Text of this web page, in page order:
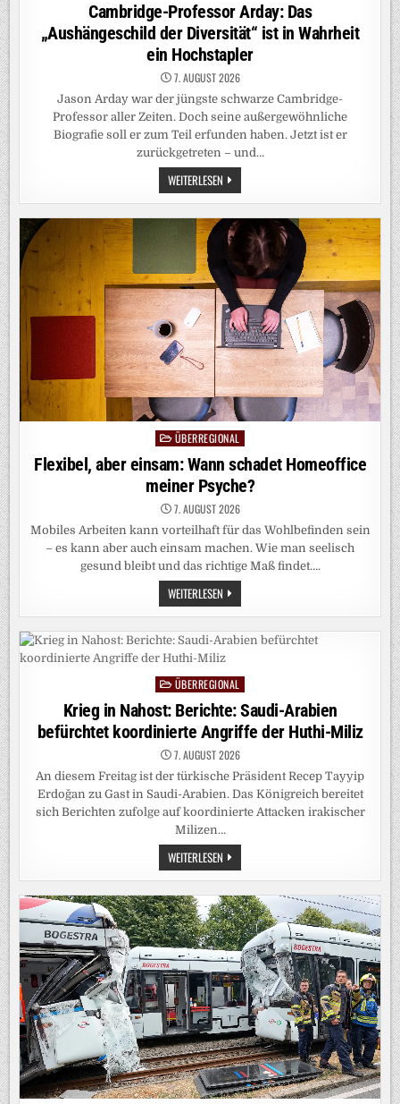
Cambridge-Professor Arday: Das
„Aushängeschild der Diversität“ ist in Wahrheit
ein Hochstapler
7. AUGUST 2026
Jason Arday war der jüngste schwarze Cambridge-
Professor aller Zeiten. Doch seine außergewöhnliche
Biografie soll er zum Teil erfunden haben. Jetzt ist er
zurückgetreten – und…
WEITERLESEN CAMBRIDGE-
PROFESSOR
ARDAY:
DAS
„AUSHÄNGESCHILD
DER
DIVERSITÄT“
IST
WAHRHEIT
EIN
HOCHSTAPLER
PostedÜBERREGIONAL
Flexibel, aber einsam: Wann schadet Homeoffice
meiner Psyche?
7. AUGUST 2026
Mobiles Arbeiten kann vorteilhaft für das Wohlbefinden sein
– es kann aber auch einsam machen. Wie man seelisch
gesund bleibt und das richtige Maß findet….
WEITERLESEN FLEXIBEL,
ABER
EINSAM:
WANN
SCHADET
MEINER
PSYCHE?
Posted
in
ÜBERREGIONAL
Krieg in Nahost: Berichte: Saudi-Arabien
befürchtet koordinierte Angriffe der Huthi-Miliz
7. AUGUST 2026
An diesem Freitag ist der türkische Präsident Recep Tayyip
Erdoğan zu Gast in Saudi-Arabien. Das Königreich bereitet
sich Berichten zufolge auf koordinierte Attacken irakischer
Milizen…
WEITERLESEN KRIEG
IN
NAHOST:
BERICHTE:
SAUDI-
ARABIEN
BEFÜRCHTET
KOORDINIERTE
ANGRIFFE
DER
HUTHI-
MILIZ